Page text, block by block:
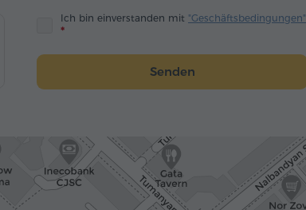
Ich bin einverstanden mit "Geschäftsbedingungen"
Senden